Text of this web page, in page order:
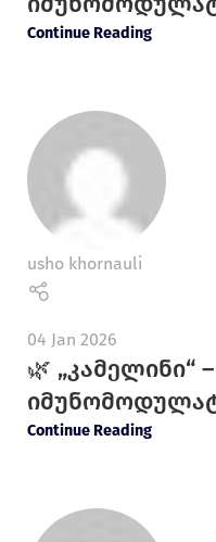
Continue Reading
usho khornauli
04 Jan 2026
🌿 „კამელინი“
Continue Reading